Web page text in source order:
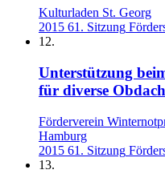
Kulturladen St. Georg
2015 61. Sitzung
12.
Unterstützung
für diverse
Förderverein
Hamburg
2015 61. Sitzung
13.